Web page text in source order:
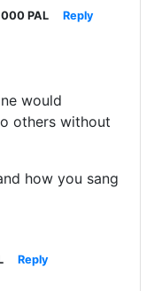
PAL Reply
would
others without
how you sang
Reply